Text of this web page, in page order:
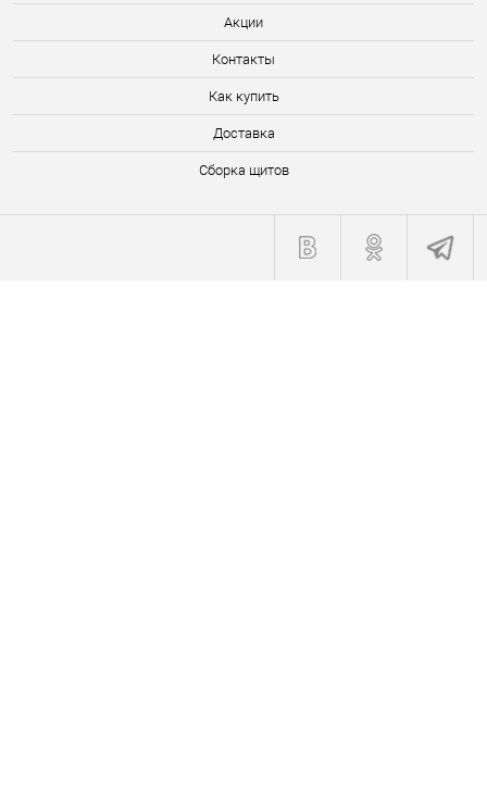
Акции
Контакты
Как купить
Доставка
Сборка щитов